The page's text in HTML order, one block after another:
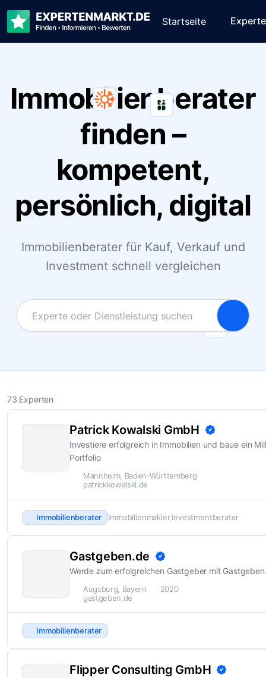
Startseite
Immobilienberater
finden –
kompetent,
persönlich, digital
Immobilienberater für Kauf, Verkauf und
Investment schnell vergleichen
73 Experten
Patrick Kowalski GmbH
Investiere erfolgreich in Immobilien und baue ein
Portfolio
Mannheim, Baden-Württemberg
patrickkowalski.de
Immobilienberater Immobilienmakler Investmentberater
Gastgeben.de
Werde zum erfolgreichen Gastgeber mit
Augsburg, Bayern
2020
gastgeben.de
Immobilienberater
Flipper Consulting GmbH